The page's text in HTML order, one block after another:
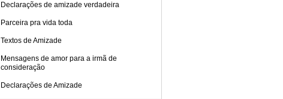
Declarações de amizade verdadeira
Parceira pra vida toda
Textos de Amizade
Mensagens de amor para a irmã de
consideração
Declarações de Amizade